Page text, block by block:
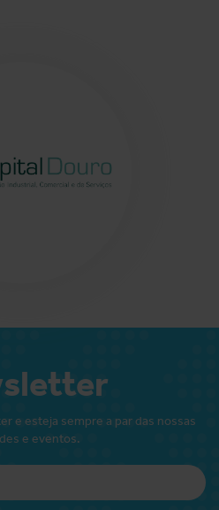
e esteja sempre a par das nossas
e eventos.